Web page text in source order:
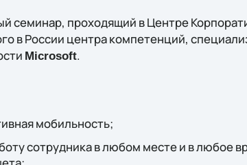
семинар, проходящий в Центре
в России центра компетенций,
Microsoft.
мобильность;
сотрудника в любом месте и в любое